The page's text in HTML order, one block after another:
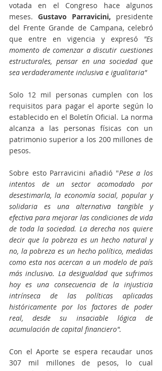
votada en el Congreso hace algunos
meses. Gustavo Parravicini, presidente
del Frente Grande de Campana, celebró
que entre en vigencia y expresó "Es
momento de comenzar a discutir cuestiones
estructurales, pensar en una sociedad que
sea verdaderamente inclusiva e igualitaria"
Solo 12 mil personas cumplen con los
requisitos para pagar el aporte según lo
establecido en el Boletín Oficial. La norma
alcanza a las personas físicas con un
patrimonio superior a los 200 millones de
pesos.
Sobre esto Parravicini añadió "Pese a los
intentos de un sector acomodado por
desestimarla, la economía social, popular y
solidaria es una alternativa tangible y
efectiva para mejorar las condiciones de vida
de toda la sociedad. La derecha nos quiere
decir que la pobreza es un hecho natural y
no, la pobreza es un hecho político, medidas
como esta nos acercan a un modelo de país
más inclusivo. La desigualdad que sufrimos
hoy es una consecuencia de la injusticia
intrínseca de las políticas aplicadas
históricamente por los factores de poder
real, desde su insaciable lógica de
acumulación de capital financiero".
Con el Aporte se espera recaudar unos
307 mil millones de pesos, lo cual